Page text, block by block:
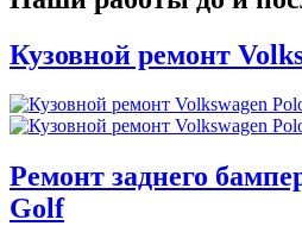
Кузовной ремонт
Ремонт заднего
Golf